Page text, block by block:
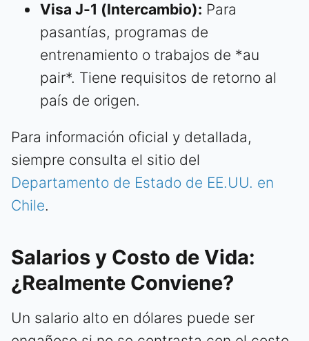
Visa J-1 (Intercambio): Para
pasantías, programas de
entrenamiento o trabajos de *au
pair*. Tiene requisitos de retorno al
país de origen.
Para información oficial y detallada,
siempre consulta el sitio del
Departamento de Estado de EE.UU. en
Chile.
Salarios y Costo de Vida:
¿Realmente Conviene?
Un salario alto en dólares puede ser